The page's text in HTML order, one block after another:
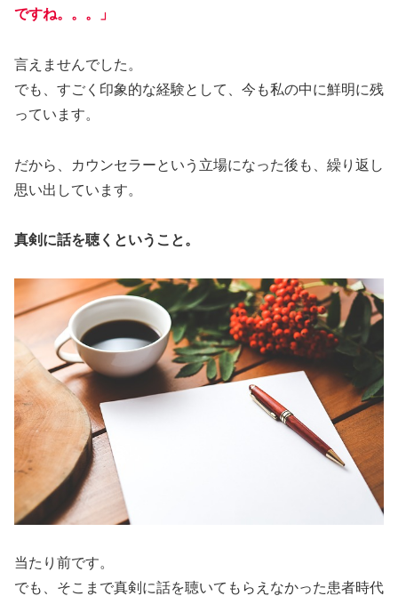
ですね。。。」
言えませんでした。
でも、すごく印象的な経験として、今も私の中に鮮明に残
っています。
だから、カウンセラーという立場になった後も、繰り返し
思い出しています。
真剣に話を聴くということ。
当たり前です。
でも、そこまで真剣に話を聴いてもらえなかった患者時代